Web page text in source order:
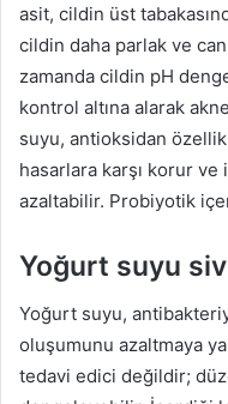
asit, cildin üst
cildin daha parlak ve
zamanda cildin pH
kontrol altına alarak
suyu, antioksidan
hasarlara karşı korur
azaltabilir. Probiyotik
Yoğurt suyu
Yoğurt suyu,
oluşumunu azaltmaya
tedavi edici değildir;